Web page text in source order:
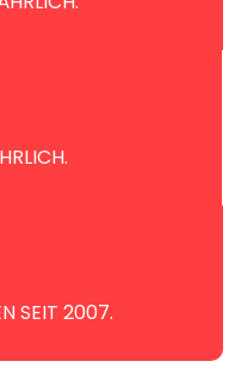
SEIT 2007.